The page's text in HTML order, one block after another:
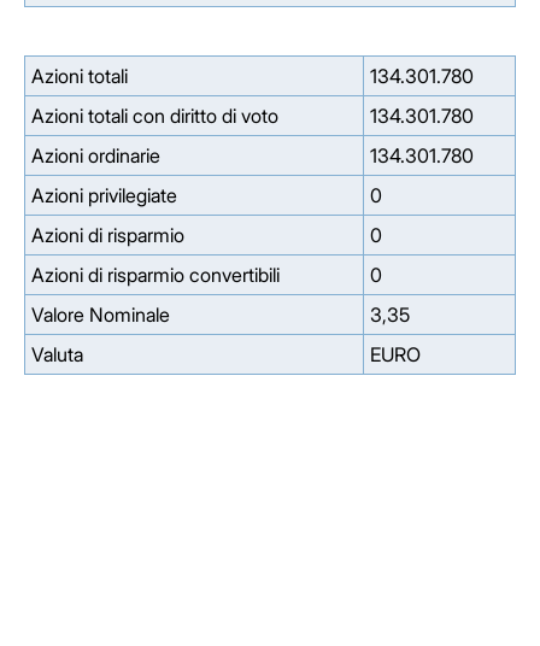
Azioni totali
134.301.780
Azioni totali con diritto di voto
134.301.780
Azioni ordinarie
134.301.780
Azioni privilegiate
0
Azioni di risparmio
0
Azioni di risparmio convertibili
0
Valore Nominale
3,35
Valuta
EURO